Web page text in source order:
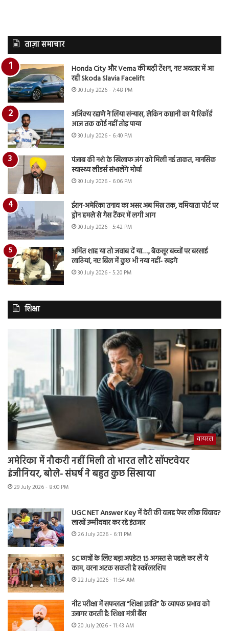
ताज़ा समाचार
Honda City और Verna की बढ़ी टेंशन, नए अवतार में आ
रही Skoda Slavia Facelift
30 July 2026 - 7:48 PM
अजिंक्य रहाणे ने लिया संन्यास, लेकिन कप्तानी का ये रिकॉर्ड
आज तक कोई नहीं तोड़ पाया
30 July 2026 - 6:40 PM
पंजाब की नशे के खिलाफ जंग को मिली नई ताकत, मानसिक
स्वास्थ्य लीडर्स संभालेंगे मोर्चा
30 July 2026 - 6:06 PM
ईरान-अमेरिका तनाव का असर अब मिस्र तक, दमियाता पोर्ट पर
ड्रोन हमले से गैस टैंकर में लगी आग
30 July 2026 - 5:42 PM
अमित शाह या तो जवाब दें या…., बेकसूर बच्चों पर बरसाई
लाठियां, नए बिल में कुछ भी नया नहीं- खड़गे
30 July 2026 - 5:20 PM
शिक्षा
वायरल
अमेरिका में नौकरी नहीं मिली तो भारत लौटे सॉफ्टवेयर
इंजीनियर, बोले- संघर्ष ने बहुत कुछ सिखाया
29 July 2026 - 8:00 PM
UGC NET Answer Key में देरी की वजह पेपर लीक विवाद?
लाखों उम्मीदवार कर रहे इंतजार
26 July 2026 - 6:11 PM
SC छात्रों के लिए बड़ा अपडेट! 15 अगस्त से पहले कर लें ये
काम, वरना अटक सकती है स्कॉलरशिप
22 July 2026 - 11:54 AM
नीट परीक्षा में सफलता “शिक्षा क्रांति” के व्यापक प्रभाव को
उजागर करती है: शिक्षा मंत्री बैंस
20 July 2026 - 11:43 AM